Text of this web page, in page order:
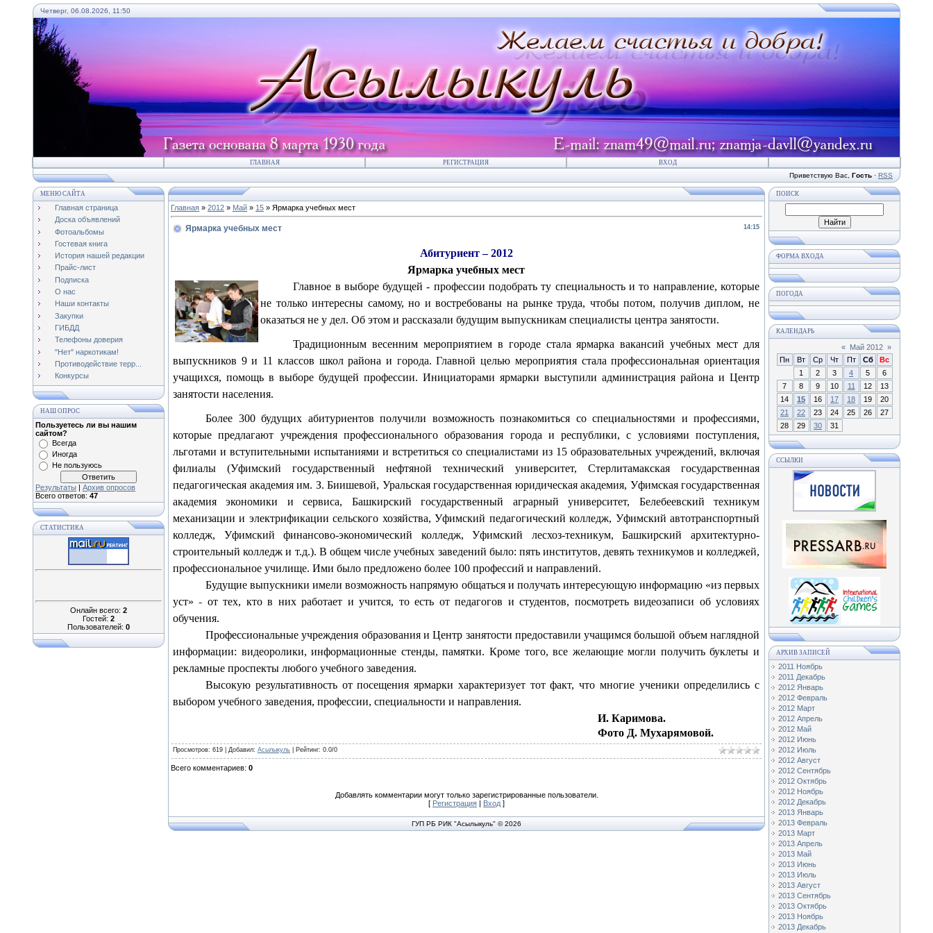
Четверг, 06.08.2026, 11:50
ГЛАВНАЯ РЕГИСТРАЦИЯ ВХОД
Приветствую Вас Гость · RSS
МЕНЮ САЙТА
Главная страница
Доска объявлений
Фотоальбомы
Гостевая книга
История нашей редакции
Прайс-лист
Подписка
О нас
Наши контакты
Закупки
ГИБДД
Телефоны доверия
"Нет" наркотикам!
Противодействие терр...
Конкурсы
НАШ ОПРОС
Пользуетесь ли вы нашим
сайтом?
Всегда
Иногда
Не пользуюсь
Результаты | Архив опросов
Всего ответов: 47
СТАТИСТИКА
Онлайн всего: 2
Гостей: 2
Пользователей: 0
Главная » 2012 » Май » 15 » Ярмарка учебных мест
14:15
Ярмарка учебных мест
Абитуриент – 2012
Ярмарка учебных мест
Главное в выборе будущей - профессии подобрать ту специальность и то направление, которые
не только интересны самому, но и востребованы на рынке труда, чтобы потом, получив диплом, не
оказаться не у дел. Об этом и рассказали будущим выпускникам специалисты центра занятости.
Традиционным весенним мероприятием в городе стала ярмарка вакансий учебных мест для
выпускников 9 и 11 классов школ района и города. Главной целью мероприятия стала профессиональная ориентация
учащихся, помощь в выборе будущей профессии. Инициаторами ярмарки выступили администрация района и Центр
занятости населения.
Более 300 будущих абитуриентов получили возможность познакомиться со специальностями и профессиями,
которые предлагают учреждения профессионального образования города и республики, с условиями поступления,
льготами и вступительными испытаниями и встретиться со специалистами из 15 образовательных учреждений, включая
филиалы (Уфимский государственный нефтяной технический университет, Стерлитамакская государственная
педагогическая академия им. З. Биишевой, Уральская государственная юридическая академия, Уфимская государственная
академия экономики и сервиса, Башкирский государственный аграрный университет, Белебеевский техникум
механизации и электрификации сельского хозяйства, Уфимский педагогический колледж, Уфимский автотранспортный
колледж, Уфимский финансово-экономический колледж, Уфимский лесхоз-техникум, Башкирский архитектурно-
строительный колледж и т.д.). В общем числе учебных заведений было: пять институтов, девять техникумов и колледжей,
профессиональное училище. Ими было предложено более 100 профессий и направлений.
Будущие выпускники имели возможность напрямую общаться и получать интересующую информацию «из первых
уст» - от тех, кто в них работает и учится, то есть от педагогов и студентов, посмотреть видеозаписи об условиях
обучения.
Профессиональные учреждения образования и Центр занятости предоставили учащимся большой объем наглядной
информации: видеоролики, информационные стенды, памятки. Кроме того, все желающие могли получить буклеты и
рекламные проспекты любого учебного заведения.
Высокую результативность от посещения ярмарки характеризует тот факт, что многие ученики определились с
выбором учебного заведения, профессии, специальности и направления.
И. Каримова.
Фото Д. Мухарямовой.
Просмотров: 619 | Добавил: Асылыкуль Рейтинг: 0.0/0
Всего комментариев: 0
Добавлять комментарии могут только зарегистрированные пользователи.
[ Регистрация | Вход ]
ГУП РБ РИК "Асылыкуль" © 2026
ПОИСК
ФОРМА ВХОДА
ПОГОДА
КАЛЕНДАРЬ
« Май 2012 »
Пн
Вт Ср Чт Пт Сб
Вс
1
2 3 4 5
6
7
8 9 10 11 12
13
14
15 16 17 18 19
20
21
22 23 24 25 26
27
28
29 30 31
ССЫЛКИ
АРХИВ ЗАПИСЕЙ
2011 Ноябрь
2011 Декабрь
2012 Январь
2012 Февраль
2012 Март
2012 Апрель
2012 Май
2012 Июнь
2012 Июль
2012 Август
2012 Сентябрь
2012 Октябрь
2012 Ноябрь
2012 Декабрь
2013 Январь
2013 Февраль
2013 Март
2013 Апрель
2013 Май
2013 Июнь
2013 Июль
2013 Август
2013 Сентябрь
2013 Октябрь
2013 Ноябрь
2013 Декабрь